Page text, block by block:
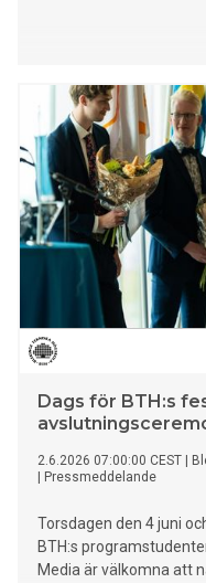
Dags för BTH:s
2.6.2026 07:00:00 CEST
Pressmeddelande
Torsdagen den 4 juni
BTH:s
Media är välkomna att